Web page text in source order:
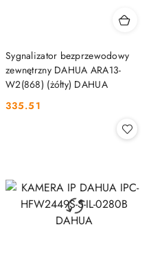
Sygnalizator bezprzewodowy
zewnętrzny DAHUA ARA13-
W2(868) (żółty) DAHUA
Cena:
335.51